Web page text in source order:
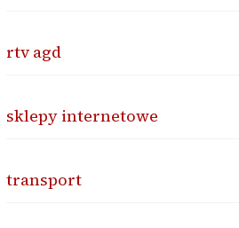
rtv agd
sklepy internetowe
transport